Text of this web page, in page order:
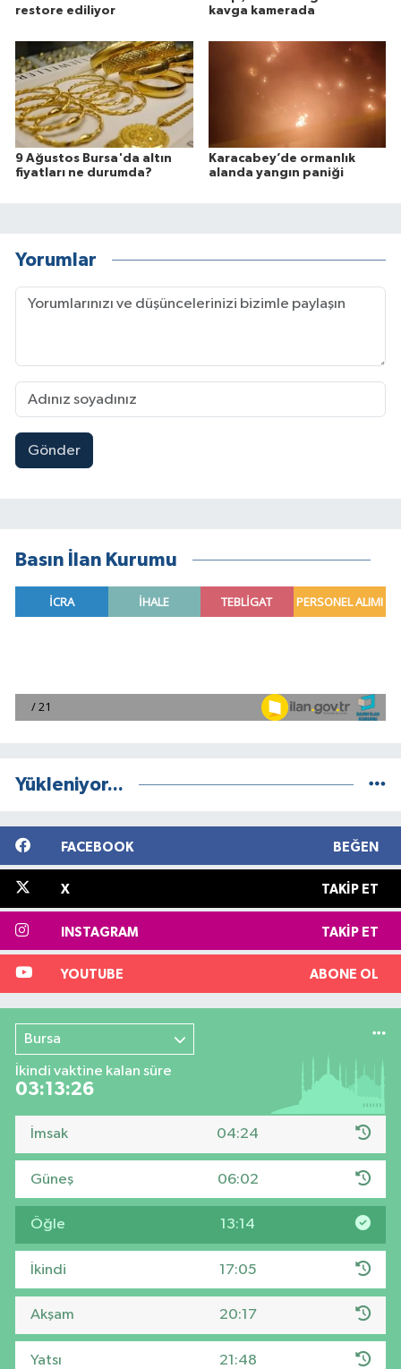
restore ediliyor
kavga kamerada
9 Ağustos Bursa'da altın
fiyatları ne durumda?
Karacabey’de ormanlık
alanda yangın paniği
Yorumlar
Gönder
Basın İlan Kurumu
Yükleniyor...
FACEBOOK BEĞEN
X TAKIP ET
INSTAGRAM TAKIP ET
YOUTUBE ABONE OL
Bursa
İkindi vaktine kalan süre
03:13:25
İmsak 04:24
Güneş 06:02
Öğle 13:14
İkindi 17:05
Akşam 20:17
Yatsı 21:48